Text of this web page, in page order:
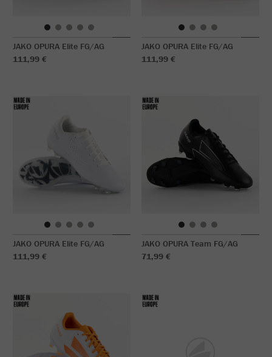
JAKO OPURA Elite FG/AG
111,99 €
JAKO OPURA Elite FG/AG
111,99 €
JAKO OPURA Elite FG/AG
111,99 €
JAKO OPURA Team FG/AG
71,99 €